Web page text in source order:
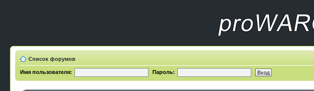
Список форумов
Имя пользователя: Пароль: